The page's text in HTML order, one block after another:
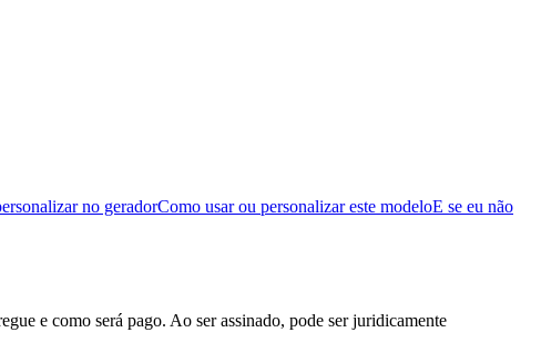
no geradorComo usar ou personalizar este modeloE se eu não
e como será pago. Ao ser assinado, pode ser juridicamente